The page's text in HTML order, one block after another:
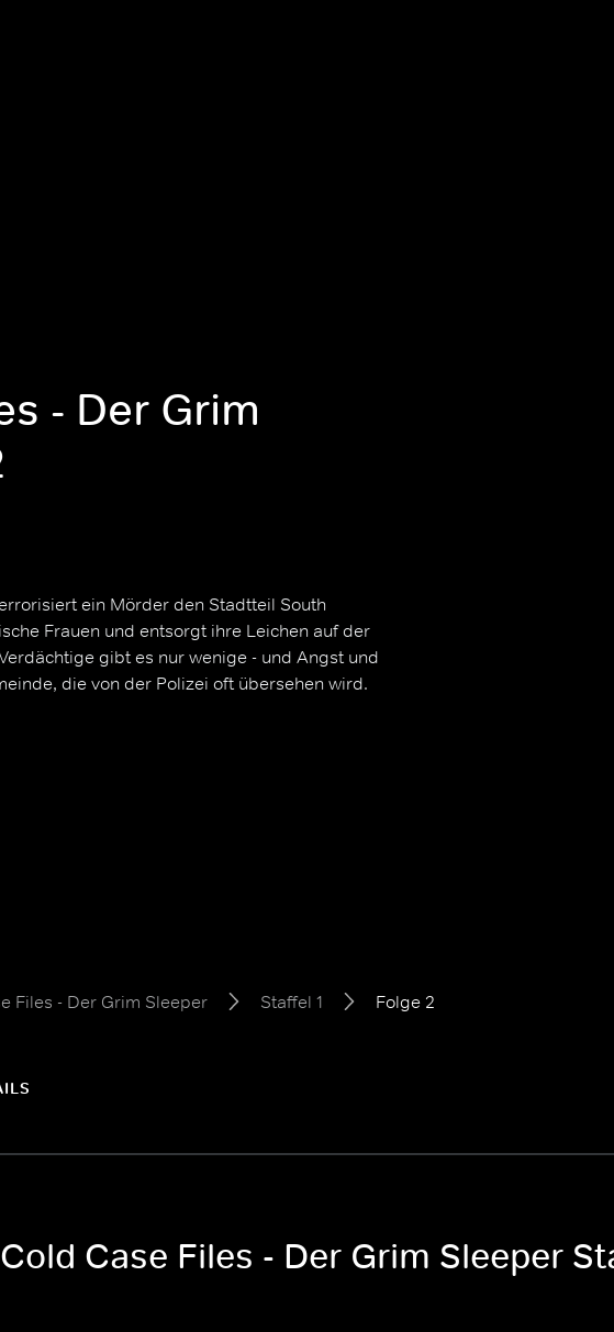
- Der Grim
ein Mörder den Stadtteil South
Frauen und entsorgt ihre Leichen auf der
gibt es nur wenige - und Angst und
die von der Polizei oft übersehen wird.
Files - Der Grim Sleeper Staffel 1 Folge 2
Case Files - Der Grim Sleeper